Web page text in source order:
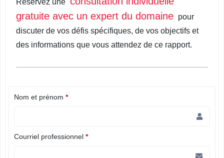
Réservez une
gratuite avec un expert du domaine pour
discuter de vos défis spécifiques, de vos objectifs et
des informations que vous attendez de ce rapport.
Nom et prénom *
Courriel professionnel *